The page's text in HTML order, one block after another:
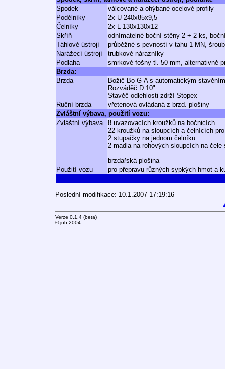
Spodek
válcované a ohýbané ocelové profily
Podélníky
2x U 240x85x9,5
Čelníky
2x L 130x130x12
Skříň
odnímatelné boční stěny 2 + 2 ks,
Táhlové ústrojí
průběžné s pevností v tahu 1 MN,
Narážecí ústrojí
trubkové nárazníky
Podlaha
smrkové fošny tl. 50 mm, alternativně
Brzda:
Brzda
Božič Bo-G-A s automatickým
Rozváděč D 10"
Stavěč odlehlosti zdrží Stopex
Ruční brzda
vřetenová ovládaná z brzd. plošiny
Zvláštní výbava, použití vozu:
Zvláštní výbava
8 uvazovacích kroužků na bočnicích
22 kroužků na sloupcích a čelnících
2 stupačky na jednom čelníku
2 madla na rohových sloupcích na čele
brzdařská plošina
Použití vozu
pro přepravu různých sypkých hmot a
Poslední modifikace: 10.1.2007 17:19:16
Verze 0.1.4 (beta)
© jub 2004